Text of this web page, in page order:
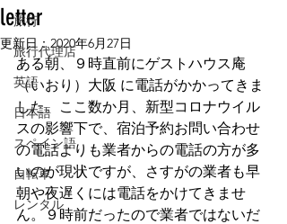
旅行
旅行代理店
英語
日本語
スペイン語
自転車
レンタル
letter
更新日：2020年6月27日
ある朝、９時直前にゲストハウス庵
（いおり）大阪 に電話がかかってきま
した。ここ数か月、新型コロナウイル
スの影響下で、宿泊予約お問い合わせ
の電話よりも業者からの電話の方が多
いのが現状ですが、さすがの業者も早
朝や夜遅くには電話をかけてきませ
ん。９時前だったので業者ではないだ